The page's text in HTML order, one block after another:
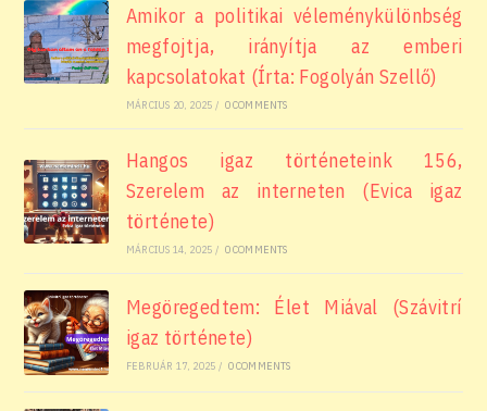
Amikor a politikai véleménykülönbség
megfojtja, irányítja az emberi
kapcsolatokat (Írta: Fogolyán Szellő)
MÁRCIUS 20, 2025 / 0 COMMENTS
Hangos igaz történeteink 156,
Szerelem az interneten (Evica igaz
története)
MÁRCIUS 14, 2025 / 0 COMMENTS
Megöregedtem: Élet Miával (Szávitrí
igaz története)
FEBRUÁR 17, 2025 / 0 COMMENTS